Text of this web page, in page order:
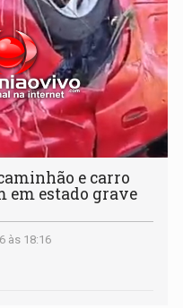
e carro
em estado grave
às 18:16